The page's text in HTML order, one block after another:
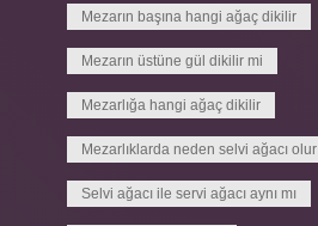
Mezarın başına hangi ağaç dikilir
Mezarın üstüne gül dikilir mi
Mezarlığa hangi ağaç dikilir
Mezarlıklarda neden selvi ağacı olur
Selvi ağacı ile servi ağacı aynı mı